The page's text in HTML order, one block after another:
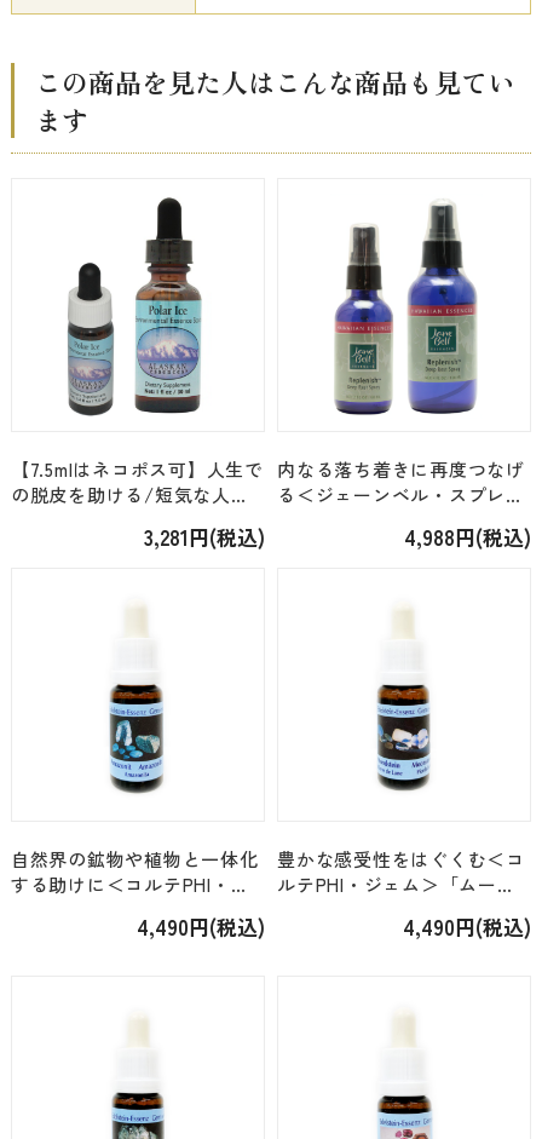
この商品を見た人はこんな商品も見てい
ます
【7.5mlはネコポス可】人生で
の脱皮を助ける/短気な人に
境＞「ポーラーアイス Polar
3,281円(税込)
内なる落ち着きに再度つなげ
る＜ジェーンベル・スプレー
ー」 [容量2種類]4,988円(税込)
自然界の鉱物や植物と一体化
する助けに＜コルテPHI・ジ
4,490円(税込)
豊かな感受性をはぐくむ＜コ
ルテPHI・ジェム＞「ムーン
4,490円(税込)